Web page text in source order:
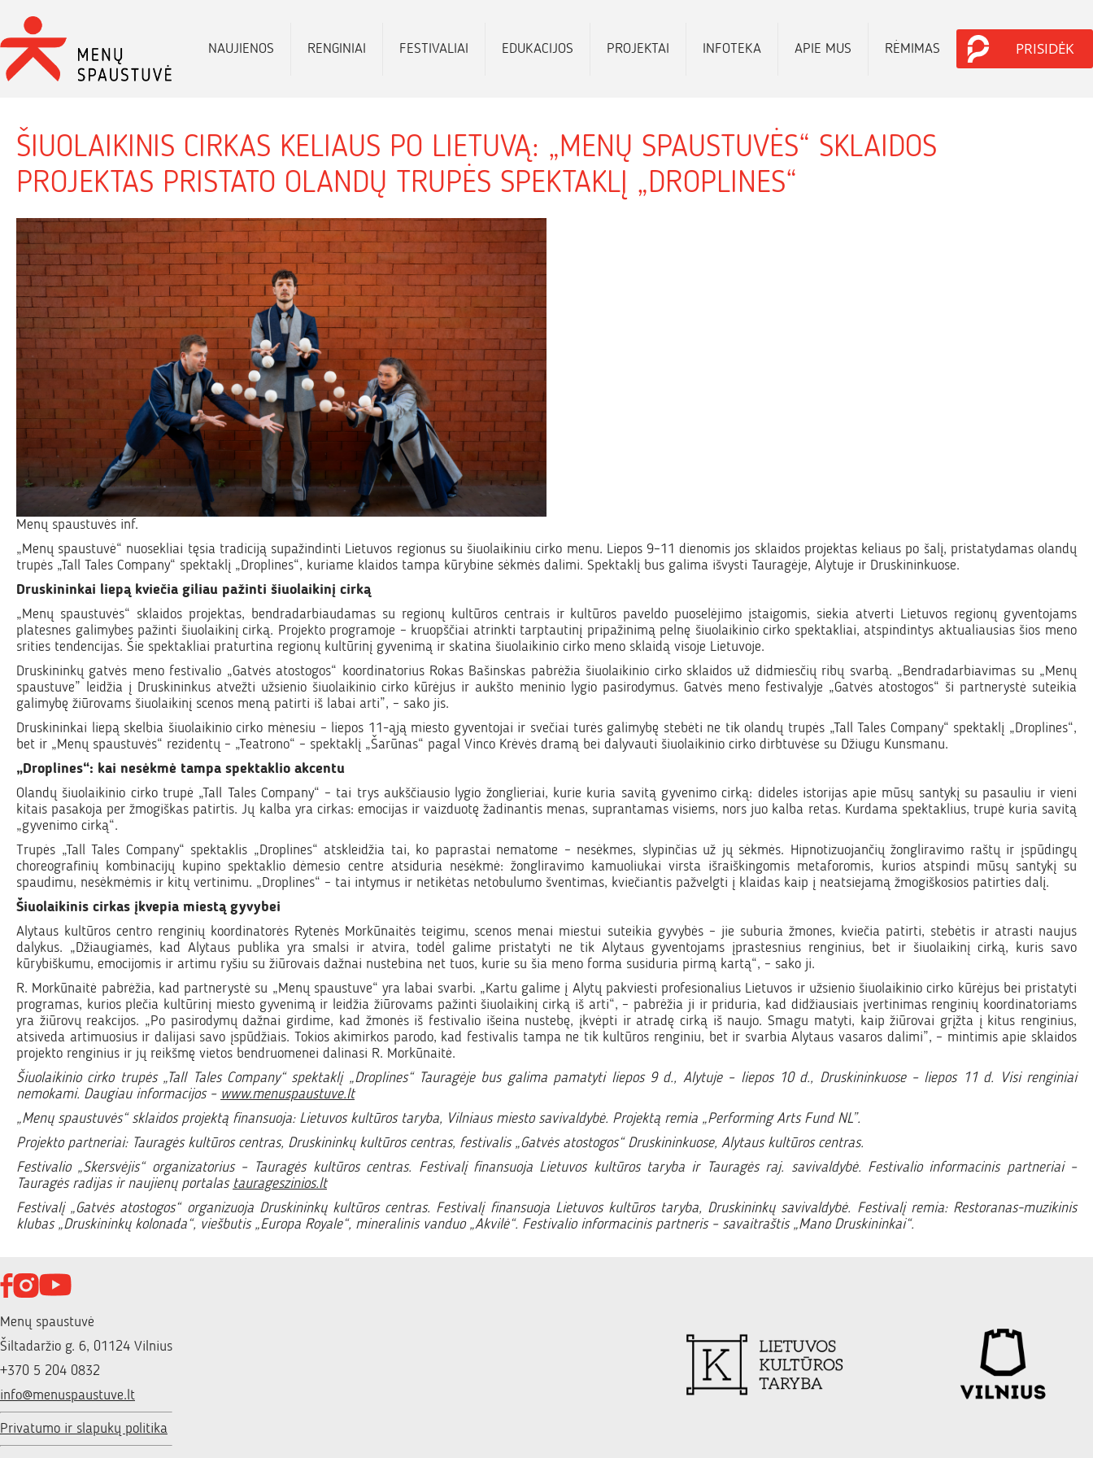
NAUJIENOS RENGINIAI FESTIVALIAI EDUKACIJOS PROJEKTAI INFOTEKA APIE MUS RĖMIMAS PRISIDĖK
ŠIUOLAIKINIS CIRKAS KELIAUS PO LIETUVĄ: „MENŲ SPAUSTUVĖS“ SKLAIDOS
PROJEKTAS PRISTATO OLANDŲ TRUPĖS SPEKTAKLĮ „DROPLINES“
Menų spaustuvės inf.
„Menų spaustuvė“ nuosekliai tęsia tradiciją supažindinti Lietuvos regionus su šiuolaikiniu cirko menu. Liepos 9–11 dienomis jos sklaidos projektas keliaus po šalį, pristatydamas olandų
trupės „Tall Tales Company“ spektaklį „Droplines“, kuriame klaidos tampa kūrybine sėkmės dalimi. Spektaklį bus galima išvysti Tauragėje, Alytuje ir Druskininkuose.
Druskininkai liepą kviečia giliau pažinti šiuolaikinį cirką
„Menų spaustuvės“ sklaidos projektas, bendradarbiaudamas su regionų kultūros centrais ir kultūros paveldo puoselėjimo įstaigomis, siekia atverti Lietuvos regionų gyventojams
platesnes galimybes pažinti šiuolaikinį cirką. Projekto programoje – kruopščiai atrinkti tarptautinį pripažinimą pelnę šiuolaikinio cirko spektakliai, atspindintys aktualiausias šios meno
srities tendencijas. Šie spektakliai praturtina regionų kultūrinį gyvenimą ir skatina šiuolaikinio cirko meno sklaidą visoje Lietuvoje.
Druskininkų gatvės meno festivalio „Gatvės atostogos“ koordinatorius Rokas Bašinskas pabrėžia šiuolaikinio cirko sklaidos už didmiesčių ribų svarbą. „Bendradarbiavimas su „Menų
spaustuve” leidžia į Druskininkus atvežti užsienio šiuolaikinio cirko kūrėjus ir aukšto meninio lygio pasirodymus. Gatvės meno festivalyje „Gatvės atostogos“ ši partnerystė suteikia
galimybę žiūrovams šiuolaikinį scenos meną patirti iš labai arti”, – sako jis.
Druskininkai liepą skelbia šiuolaikinio cirko mėnesiu – liepos 11-ąją miesto gyventojai ir svečiai turės galimybę stebėti ne tik olandų trupės „Tall Tales Company“ spektaklį „Droplines“,
bet ir „Menų spaustuvės“ rezidentų – „Teatrono“ – spektaklį „Šarūnas“ pagal Vinco Krėvės dramą bei dalyvauti šiuolaikinio cirko dirbtuvėse su Džiugu Kunsmanu.
„Droplines“: kai nesėkmė tampa spektaklio akcentu
Olandų šiuolaikinio cirko trupė „Tall Tales Company“ – tai trys aukščiausio lygio žonglieriai, kurie kuria savitą gyvenimo cirką: dideles istorijas apie mūsų santykį su pasauliu ir vieni
kitais pasakoja per žmogiškas patirtis. Jų kalba yra cirkas: emocijas ir vaizduotę žadinantis menas, suprantamas visiems, nors juo kalba retas. Kurdama spektaklius, trupė kuria savitą
„gyvenimo cirką“.
Trupės „Tall Tales Company“ spektaklis „Droplines“ atskleidžia tai, ko paprastai nematome – nesėkmes, slypinčias už jų sėkmės. Hipnotizuojančių žongliravimo raštų ir įspūdingų
choreografinių kombinacijų kupino spektaklio dėmesio centre atsiduria nesėkmė: žongliravimo kamuoliukai virsta išraiškingomis metaforomis, kurios atspindi mūsų santykį su
spaudimu, nesėkmėmis ir kitų vertinimu. „Droplines“ – tai intymus ir netikėtas netobulumo šventimas, kviečiantis pažvelgti į klaidas kaip į neatsiejamą žmogiškosios patirties dalį.
Šiuolaikinis cirkas įkvepia miestą gyvybei
Alytaus kultūros centro renginių koordinatorės Rytenės Morkūnaitės teigimu, scenos menai miestui suteikia gyvybės – jie suburia žmones, kviečia patirti, stebėtis ir atrasti naujus
dalykus. „Džiaugiamės, kad Alytaus publika yra smalsi ir atvira, todėl galime pristatyti ne tik Alytaus gyventojams įprastesnius renginius, bet ir šiuolaikinį cirką, kuris savo
kūrybiškumu, emocijomis ir artimu ryšiu su žiūrovais dažnai nustebina net tuos, kurie su šia meno forma susiduria pirmą kartą“, – sako ji.
R. Morkūnaitė pabrėžia, kad partnerystė su „Menų spaustuve“ yra labai svarbi. „Kartu galime į Alytų pakviesti profesionalius Lietuvos ir užsienio šiuolaikinio cirko kūrėjus bei pristatyti
programas, kurios plečia kultūrinį miesto gyvenimą ir leidžia žiūrovams pažinti šiuolaikinį cirką iš arti“, – pabrėžia ji ir priduria, kad didžiausiais įvertinimas renginių koordinatoriams
yra žiūrovų reakcijos. „Po pasirodymų dažnai girdime, kad žmonės iš festivalio išeina nustebę, įkvėpti ir atradę cirką iš naujo. Smagu matyti, kaip žiūrovai grįžta į kitus renginius,
atsiveda artimuosius ir dalijasi savo įspūdžiais. Tokios akimirkos parodo, kad festivalis tampa ne tik kultūros renginiu, bet ir svarbia Alytaus vasaros dalimi”, – mintimis apie sklaidos
projekto renginius ir jų reikšmę vietos bendruomenei dalinasi R. Morkūnaitė.
Šiuolaikinio cirko trupės „Tall Tales Company“ spektaklį „Droplines“ Tauragėje bus galima pamatyti liepos 9 d., Alytuje – liepos 10 d., Druskininkuose – liepos 11 d. Visi renginiai
nemokami. Daugiau informacijos – www.menuspaustuve.lt
„Menų spaustuvės“ sklaidos projektą finansuoja: Lietuvos kultūros taryba, Vilniaus miesto savivaldybė. Projektą remia „Performing Arts Fund NL”.
Projekto partneriai: Tauragės kultūros centras, Druskininkų kultūros centras, festivalis „Gatvės atostogos“ Druskininkuose, Alytaus kultūros centras.
Festivalio „Skersvėjis“ organizatorius – Tauragės kultūros centras. Festivalį finansuoja Lietuvos kultūros taryba ir Tauragės raj. savivaldybė. Festivalio informacinis partneriai –
Tauragės radijas ir naujienų portalas taurageszinios.lt
Festivalį „Gatvės atostogos“ organizuoja Druskininkų kultūros centras. Festivalį finansuoja Lietuvos kultūros taryba, Druskininkų savivaldybė. Festivalį remia: Restoranas-muzikinis
klubas „Druskininkų kolonada“, viešbutis „Europa Royale“, mineralinis vanduo „Akvilė“. Festivalio informacinis partneris – savaitraštis „Mano Druskininkai“.
Menų spaustuvė
Šiltadaržio g. 6, 01124 Vilnius
+370 5 204 0832
info@menuspaustuve.lt
Privatumo ir slapukų politika